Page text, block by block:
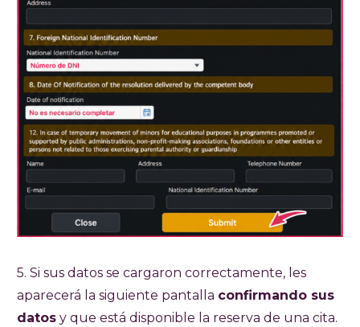
5. Si sus datos se cargaron correctamente, les
aparecerá la siguiente pantalla confirmando sus
datos y que está disponible la reserva de una cita.